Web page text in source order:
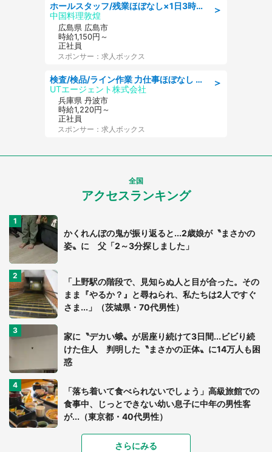
＞
ホールスタッフ/残業ほぼなし×1日3時間〜勤務OK!フォロー体制も充実/広島県/広島市南区
中国料理敦煌
広島県 広島市
時給1,150円～
正社員
スポンサー：求人ボックス
＞
検査/検品/ライン作業 力仕事ほぼなし 日勤 土日休 未経験歓迎 検品·検査
UTエージェント株式会社
兵庫県 丹波市
時給1,220円～
正社員
スポンサー：求人ボックス
全国
アクセスランキング
かくれんぼの鬼が振り返ると...2歳娘が〝まさかの
姿〟に 父「2～3分探しました」
「上野駅の階段で、見知らぬ人と目が合った。その
まま『やるか？』と尋ねられ、私たちは2人ですぐ
さま...」（茨城県・70代男性）
家に〝デカい蛾〟が居座り続けて3日間...ビビり続
けた住人 判明した〝まさかの正体〟に14万人も困
惑
「落ち着いて食べられないでしょう」高級旅館での
食事中、じっとできない幼い息子に中年の男性客
が...（東京都・40代男性）
「富豪すぎ」1歳息子の〝店頭駄々こね〟の内容に1.
さらにみる